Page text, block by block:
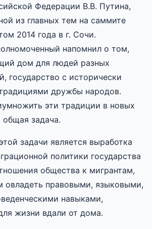
Федерации В.В. Путина,
из главных тем на саммите
2014 года в г. Сочи.
напомнил о том,
дом для людей разных
государство с исторически
дружбы народов.
эти традиции в новых
задача.
задачи является выработка
политики государства
общества к мигрантам,
овладеть правовыми, языковыми,
навыками,
жизни вдали от дома.